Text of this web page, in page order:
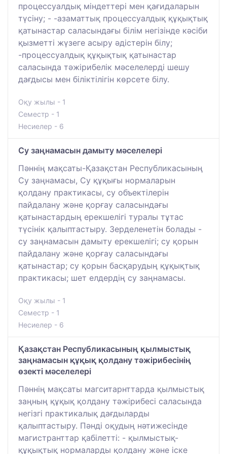
процессуалдық міндеттері мен қағидаларын
түсіну; - -азаматтық процессуалдық құқықтық
қатынастар саласындағы білім негізінде кәсіби
қызметті жүзеге асыру әдістерін білу;
-процессуалдық құқықтық қатынастар
саласында тәжірибелік мәселелерді шешу
дағдысы мен біліктілігін көрсете білу.
Оқу жылы - 1
Семестр - 1
Несиелер - 6
Су заңнамасын дамыту мәселелері
Пәннің мақсаты-Қазақстан Республикасының
Су заңнамасы, Су құқығы нормаларын
қолдану практикасы, су объектілерін
пайдалану және қорғау саласындағы
қатынастардың ерекшелігі туралы тұтас
түсінік қалыптастыру. Зерделенетін болады -
су заңнамасын дамыту ерекшелігі; су қорын
пайдалану және қорғау саласындағы
қатынастар; су қорын басқарудың құқықтық
практикасы; шет елдердің су заңнамасы.
Оқу жылы - 1
Семестр - 1
Несиелер - 6
Қазақстан Республикасының қылмыстық
заңнамасын құқық қолдану тәжірибесінің
өзекті мәселелері
Пәннің мақсаты магситарнттарда қылмыстық
заңның құқық қолдану тәжірибесі саласында
негізгі практикалық дағдыларды
қалыптастыру. Пәнді оқудың нәтижесінде
магистранттар қабілетті: - қылмыстық-
құқықтық нормаларды қолдану және іске